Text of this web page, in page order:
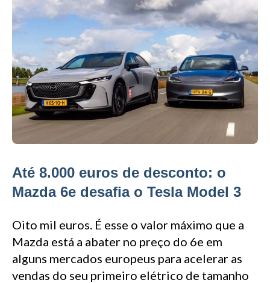
Até 8.000 euros de desconto: o
Mazda 6e desafia o Tesla Model 3
Oito mil euros. É esse o valor máximo que a
Mazda está a abater no preço do 6e em
alguns mercados europeus para acelerar as
vendas do seu primeiro elétrico de tamanho